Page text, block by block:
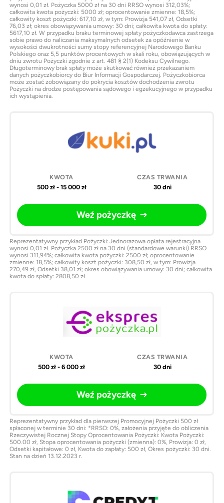
wynosi 0,01 zł. Pożyczka 5000 zł na 30 dni RRSO wynosi 312,03%;
całkowita kwota pożyczki: 5000 zł; oprocentowanie zmienne: 18,5%;
całkowity koszt pożyczki: 617,10 zł, w tym: Prowizja 541,07 zł, Odsetki
76,03 zł; okres obowiązywania umowy: 30 dni; całkowita kwota do spłaty:
5617,10 zł. W przypadku braku terminowej spłaty pożyczkodawca zastrzega
sobie prawo do naliczania maksymalnych odsetek za opóźnienie w
wysokości dwukrotności sumy stopy referencyjnej Narodowego Banku
Polskiego oraz 5,5 punktów procentowych w skali roku, obowiązujących w
dniu zwrotu Pożyczki zgodnie z art. 481 § 2(1) Kodeksu Cywilnego.
Długoterminowy brak spłaty może skutkować również przekazaniem
danych pożyczkobiorcy do Biur Informacji Gospodarczej. Pożyczkobiorca
może zostać zobowiązany do pokrycia kosztów dochodzenia zwrotu
Pożyczki na drodze postępowania sądowego i egzekucyjnego w przypadku
ich wystąpienia.
500 zł - 15 000 zł 30 dni
Weź pożyczkę
Reprezentatywny przykład Pożyczki: Jednorazowa opłata rejestracyjna
wynosi 0,01 zł. Pożyczka 2500 zł na 30 dni (standardowe warunki) RRSO
wynosi 311,94%; całkowita kwota pożyczki: 2500 zł; oprocentowanie
zmienne: 18,5%; całkowity koszt pożyczki: 308,50 zł, w tym: Prowizja
270,49 zł, Odsetki 38,01 zł; okres obowiązywania umowy: 30 dni; całkowita
kwota do spłaty: 2808,50 zł.
500 zł - 6 000 zł 30 dni
Weź pożyczkę
Reprezentatywny przykład dla pierwszej Promocyjnej Pożyczki 500 zł
spłaconej w terminie 30 dni: *RRSO: 0%, założenia przyjęte do obliczenia
Rzeczywistej Rocznej Stopy Oprocentowania Pożyczki: Kwota Pożyczki:
500.00 zł, Stopa oprocentowania pożyczki (zmienna): 0%, Prowizja: 0 zł,
Odsetki kapitałowe: 0 zł, Kwota do zapłaty: 500 zł, Okres pożyczki: 30 dni.
Stan na dzień 13.12.2023 r.